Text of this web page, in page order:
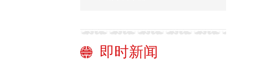
即时新闻
近平主席与佐科总统“成都见”
习近平：中印尼是志同道合的同路人
好伙伴
习近平会见印度尼西亚总统佐科
快讯：来华出席成都大运会开幕式并